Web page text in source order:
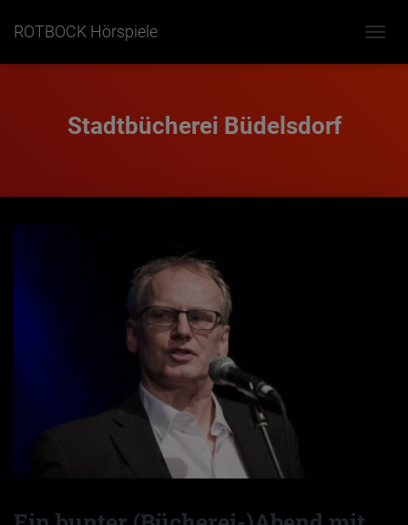
ROTBOCK Hörspiele
Stadtbücherei Büdelsdorf